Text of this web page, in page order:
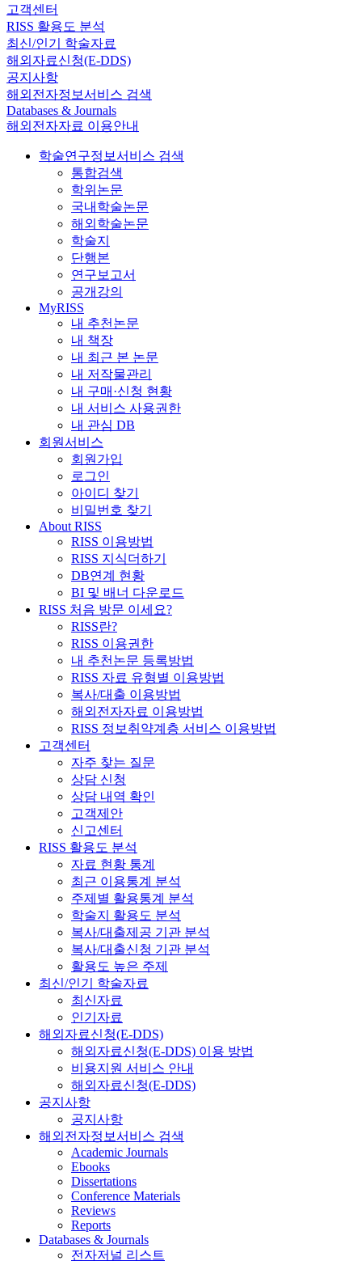
고객센터
RISS 활용도 분석
최신/인기 학술자료
해외자료신청(E-DDS)
공지사항
해외전자정보서비스 검색
Databases & Journals
해외전자자료 이용안내
학술연구정보서비스 검색
통합검색
학위논문
국내학술논문
해외학술논문
학술지
단행본
연구보고서
공개강의
MyRISS
내 추천논문
내 책장
내 최근 본 논문
내 저작물관리
내 구매·신청 현황
내 서비스 사용권한
내 관심 DB
회원서비스
회원가입
로그인
아이디 찾기
비밀번호 찾기
About RISS
RISS 이용방법
RISS 지식더하기
DB연계 현황
BI 및 배너 다운로드
RISS 처음 방문 이세요?
RISS란?
RISS 이용권한
내 추천논문 등록방법
RISS 자료 유형별 이용방법
복사/대출 이용방법
해외전자자료 이용방법
RISS 정보취약계층 서비스 이용방법
고객센터
자주 찾는 질문
상담 신청
상담 내역 확인
고객제안
신고센터
RISS 활용도 분석
자료 현황 통계
최근 이용통계 분석
주제별 활용통계 분석
학술지 활용도 분석
복사/대출제공 기관 분석
복사/대출신청 기관 분석
활용도 높은 주제
최신/인기 학술자료
최신자료
인기자료
해외자료신청(E-DDS)
해외자료신청(E-DDS) 이용 방법
비용지원 서비스 안내
해외자료신청(E-DDS)
공지사항
공지사항
해외전자정보서비스 검색
Academic Journals
Ebooks
Dissertations
Conference Materials
Reviews
Reports
Databases & Journals
전자저널 리스트